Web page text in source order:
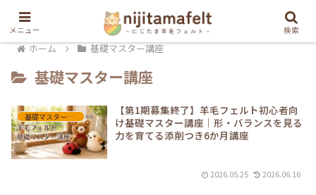
ホーム 基礎マスター講座
基礎マスター講座
基礎マスター講座
【第1期募集終了】羊毛フェルト初心者向
け基礎マスター講座｜形・バランスを見る
力を育てる添削つき6か月講座
2026.05.25 2026.06.16
メニュー 検索